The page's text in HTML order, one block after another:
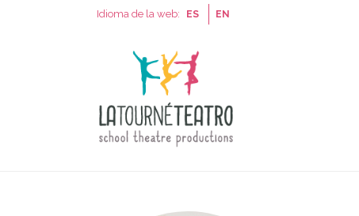
Idioma de la web: ES EN